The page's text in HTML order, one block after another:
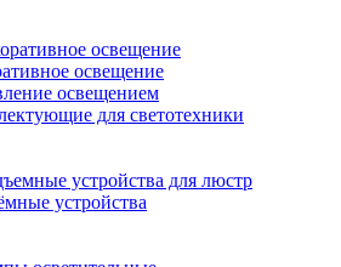
освещение
освещение
освещением
для светотехники
устройства для люстр
устройства